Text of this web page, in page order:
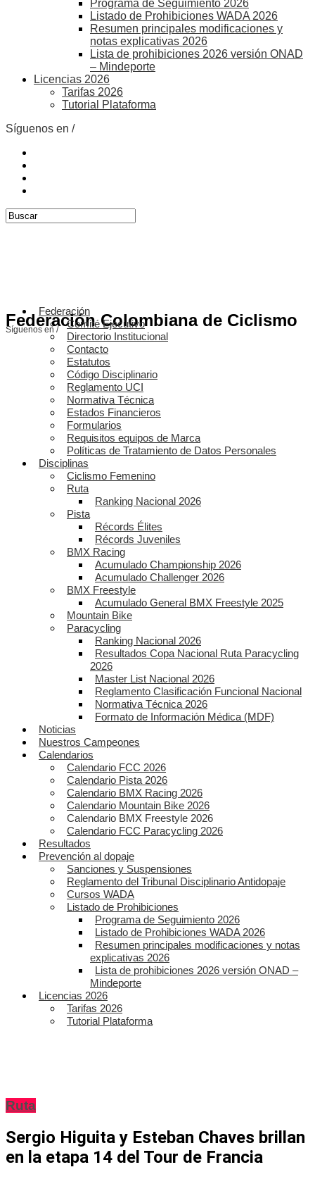
Programa de Seguimiento 2026
Listado de Prohibiciones WADA 2026
Resumen principales modificaciones y
notas explicativas 2026
Lista de prohibiciones 2026 versión ONAD
– Mindeporte
Licencias 2026
Tarifas 2026
Tutorial Plataforma
Síguenos en /
Federación Colombiana de Ciclismo
Síguenos en /
Federación
Comité Ejecutivo
Directorio Institucional
Contacto
Estatutos
Código Disciplinario
Reglamento UCI
Normativa Técnica
Estados Financieros
Formularios
Requisitos equipos de Marca
Políticas de Tratamiento de Datos Personales
Disciplinas
Ciclismo Femenino
Ruta
Ranking Nacional 2026
Pista
Récords Élites
Récords Juveniles
BMX Racing
Acumulado Championship 2026
Acumulado Challenger 2026
BMX Freestyle
Acumulado General BMX Freestyle 2025
Mountain Bike
Paracycling
Ranking Nacional 2026
Resultados Copa Nacional Ruta Paracycling
2026
Master List Nacional 2026
Reglamento Clasificación Funcional Nacional
Normativa Técnica 2026
Formato de Información Médica (MDF)
Noticias
Nuestros Campeones
Calendarios
Calendario FCC 2026
Calendario Pista 2026
Calendario BMX Racing 2026
Calendario Mountain Bike 2026
Calendario BMX Freestyle 2026
Calendario FCC Paracycling 2026
Resultados
Prevención al dopaje
Sanciones y Suspensiones
Reglamento del Tribunal Disciplinario Antidopaje
Cursos WADA
Listado de Prohibiciones
Programa de Seguimiento 2026
Listado de Prohibiciones WADA 2026
Resumen principales modificaciones y notas
explicativas 2026
Lista de prohibiciones 2026 versión ONAD –
Mindeporte
Licencias 2026
Tarifas 2026
Tutorial Plataforma
Ruta
Sergio Higuita y Esteban Chaves brillan
en la etapa 14 del Tour de Francia